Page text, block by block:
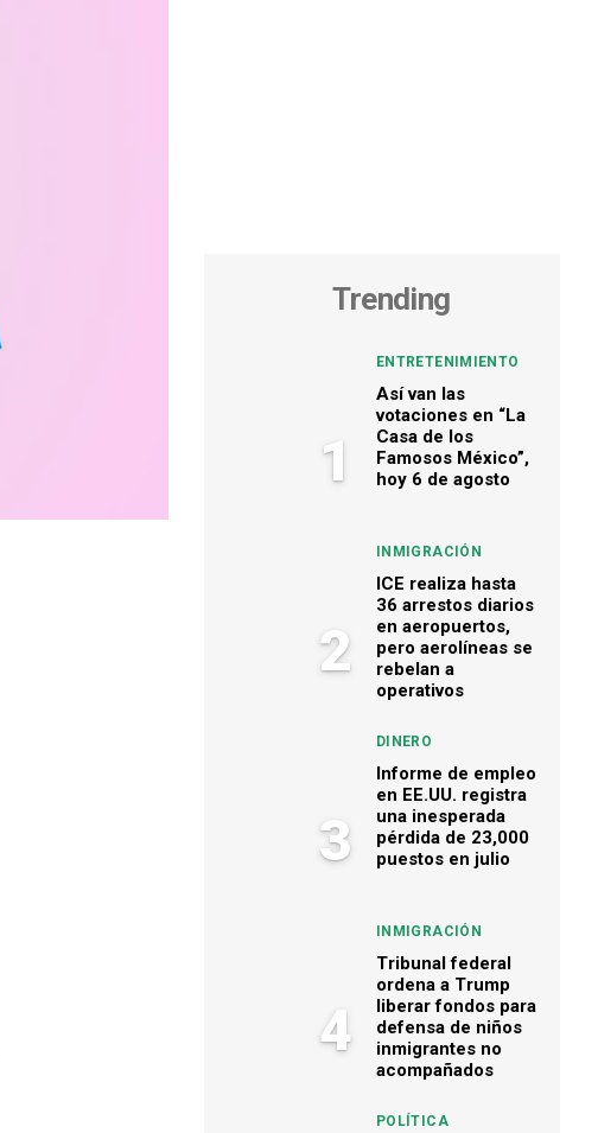
Trending
1
ENTRETENIMIENTO
Así van las
votaciones en “La
Casa de los
Famosos México”,
hoy 6 de agosto
2
INMIGRACIÓN
ICE realiza hasta
36 arrestos diarios
en aeropuertos,
pero aerolíneas se
rebelan a
operativos
3
DINERO
Informe de empleo
en EE.UU. registra
una inesperada
pérdida de 23,000
puestos en julio
4
INMIGRACIÓN
Tribunal federal
ordena a Trump
liberar fondos para
defensa de niños
inmigrantes no
acompañados
POLÍTICA